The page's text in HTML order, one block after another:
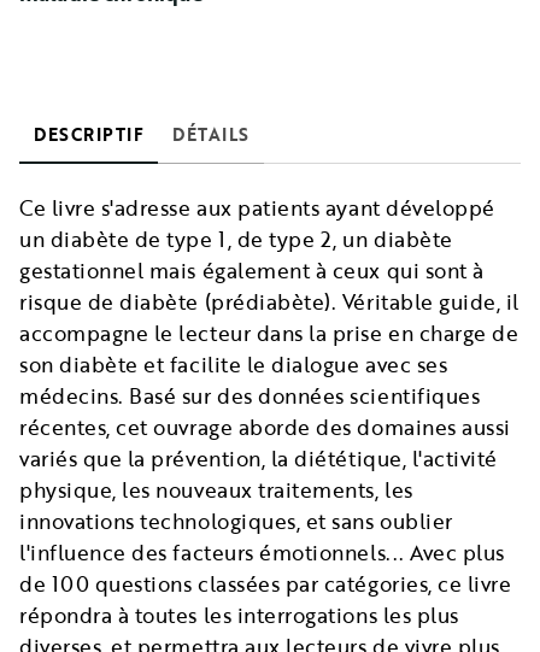
DESCRIPTIF DÉTAILS
Ce livre s'adresse aux patients ayant développé
un diabète de type 1, de type 2, un diabète
gestationnel mais également à ceux qui sont à
risque de diabète (prédiabète). Véritable guide, il
accompagne le lecteur dans la prise en charge de
son diabète et facilite le dialogue avec ses
médecins. Basé sur des données scientifiques
récentes, cet ouvrage aborde des domaines aussi
variés que la prévention, la diététique, l'activité
physique, les nouveaux traitements, les
innovations technologiques, et sans oublier
l'influence des facteurs émotionnels... Avec plus
de 100 questions classées par catégories, ce livre
répondra à toutes les interrogations les plus